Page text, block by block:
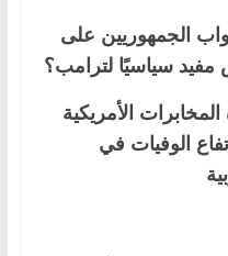
الجمهوريين على
سياسيًا لترامب؟
الأمريكية
الوفيات في